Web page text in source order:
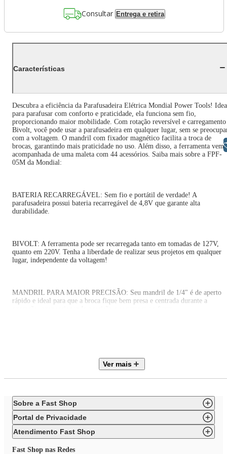
Consultar Entrega e retira
Características
Descubra a eficiência da Parafusadeira Elétrica Mondial Power Tools!
para parafusar com conforto e praticidade, ela funciona sem fio,
proporcionando maior mobilidade. Com rotação reversível e carregamento
Bivolt, você pode usar a parafusadeira em qualquer lugar, sem se
com a voltagem. O mandril com fixador magnético facilita a troca de
brocas, garantindo mais praticidade no uso. Além disso, a ferramenta vem
acompanhada de uma maleta com 44 acessórios. Saiba mais sobre a FPF-
05M da Mondial:
BATERIA RECARREGÁVEL: Sem fio e portátil de verdade! A
parafusadeira possui bateria recarregável de 4,8V que garante alta
durabilidade.
BIVOLT: A ferramenta pode ser recarregada tanto em tomadas de 127V,
quanto em 220V. Tenha a liberdade de realizar seus projetos em qualquer
lugar, independente da voltagem!
MANDRIL PARA MAIOR PRECISÃO: Seu mandril de 1/4" é de aperto
rápido e ideal para que a broca fique bem presa e centrada durante a
MANDRIL COM FIXADOR MAGNÉTICO: Garante mais praticidade na
hora de usar e na hora de trocar as brocas.
Ver mais
Sobre a Fast Shop
Portal de Privacidade
Atendimento Fast Shop
Fast Shop nas Redes
Libras